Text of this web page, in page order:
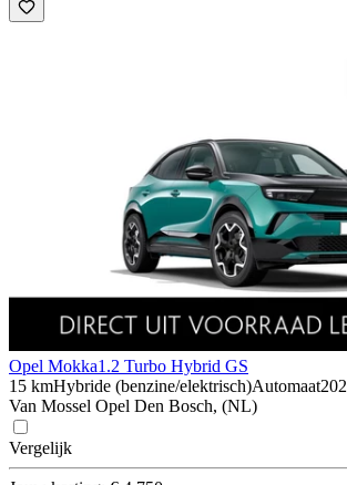
Opel Mokka1.2 Turbo Hybrid GS
15 kmHybride (benzine/elektrisch)Automaat
Van Mossel Opel Den Bosch, (NL)
Vergelijk